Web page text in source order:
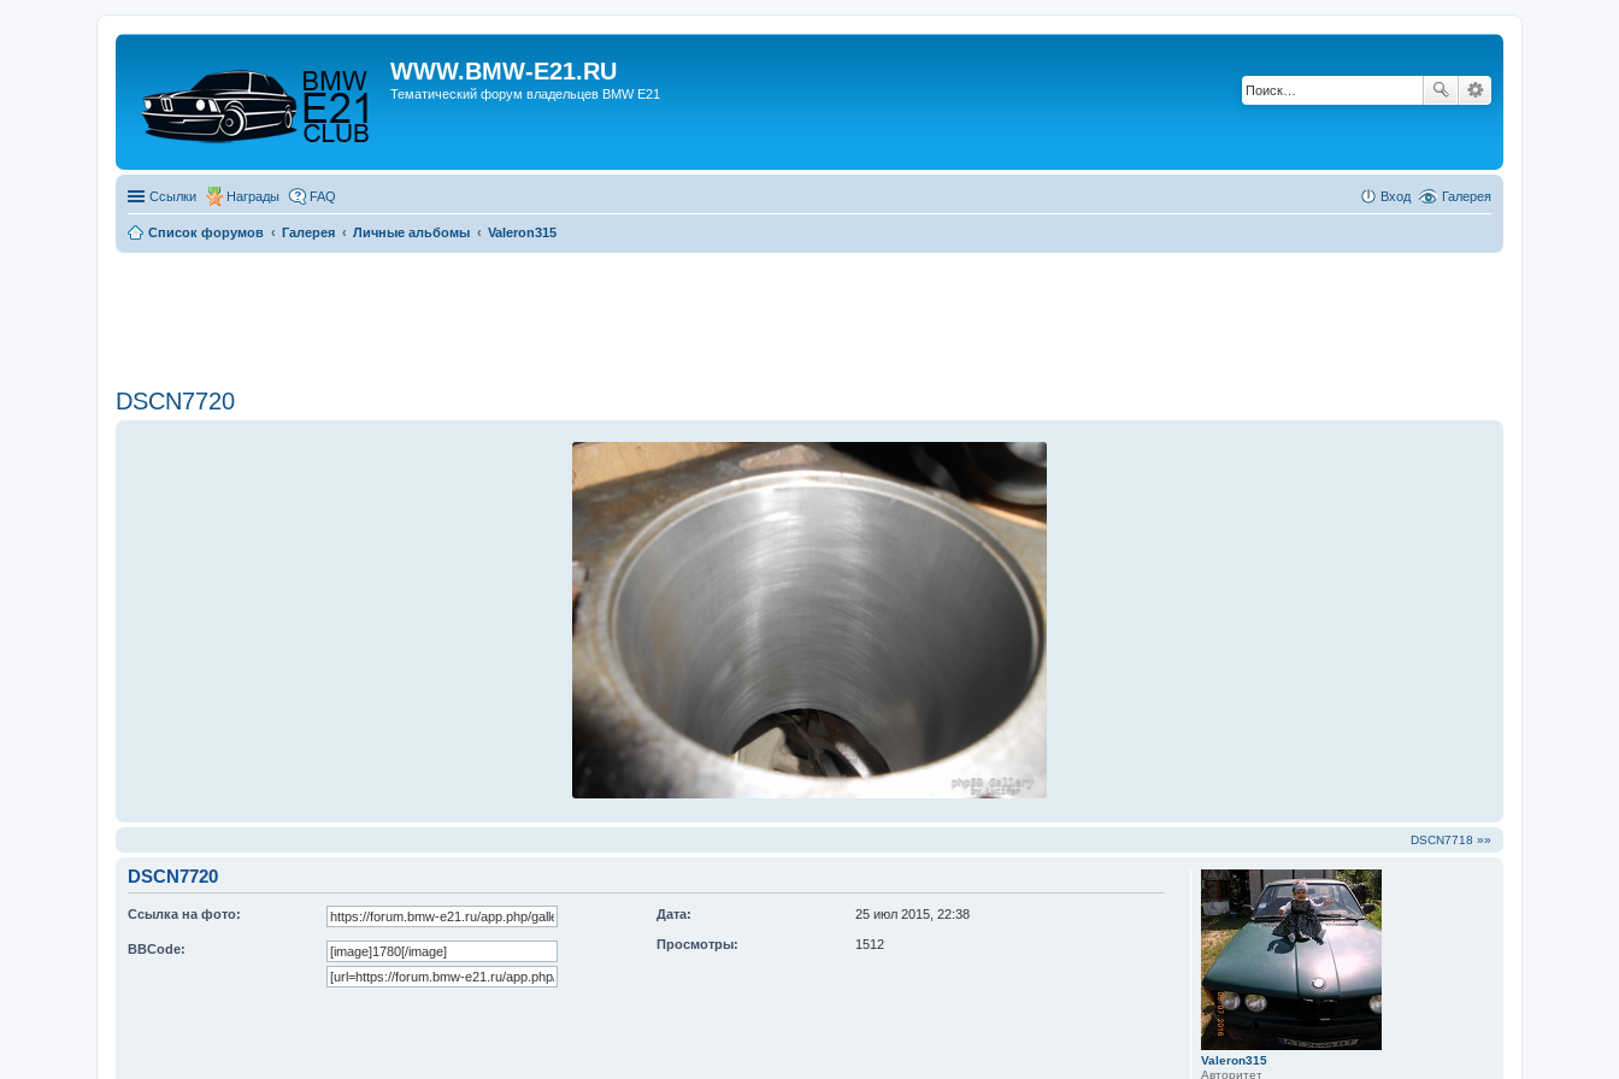
WWW.BMW-E21.RU
Тематический форум владельцев BMW E21
Ссылки Награды Галерея
FAQ Вход
Список форумов Галерея Личные альбомы Valeron315
DSCN7720
DSCN7718 »»
Valeron315
Авторитет
DSCN7720
Дата: 25 июл 2015, 22:38
Ссылка на фото:
Просмотры: 1512
BBCode: